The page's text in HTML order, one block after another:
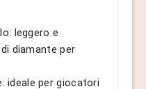
leggero e
diamante per
ideale per giocatori